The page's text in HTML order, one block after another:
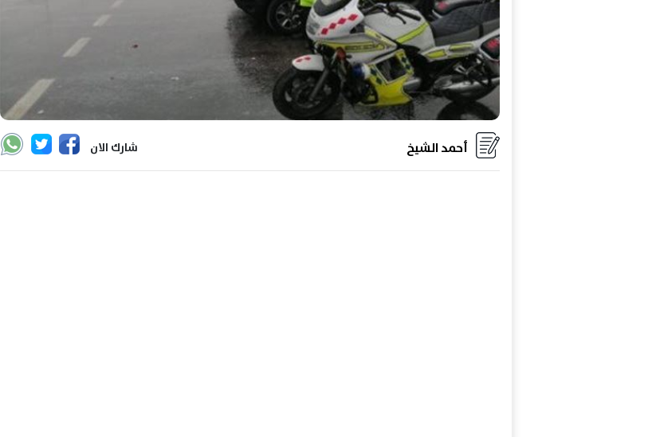
شارك الان أحمد الشيخ